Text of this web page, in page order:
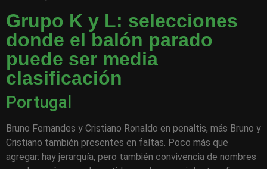
Grupo K y L: selecciones
donde el balón parado
puede ser media
clasificación
Portugal
Bruno Fernandes y Cristiano Ronaldo en penaltis, más Bruno y
Cristiano también presentes en faltas. Poco más que
agregar: hay jerarquía, pero también convivencia de nombres